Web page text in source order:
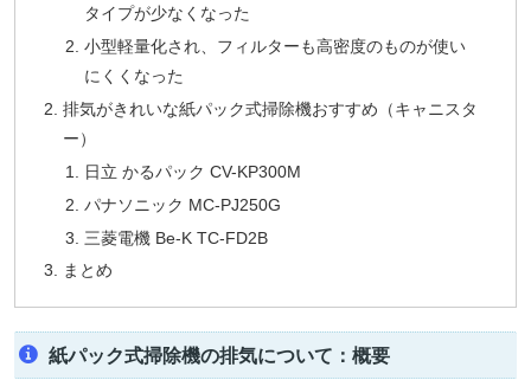
タイプが少なくなった
小型軽量化され、フィルターも高密度のものが使い
にくくなった
排気がきれいな紙パック式掃除機おすすめ（キャニスタ
ー）
日立 かるパック CV-KP300M
パナソニック MC-PJ250G
三菱電機 Be-K TC-FD2B
まとめ
紙パック式掃除機の排気について：概要